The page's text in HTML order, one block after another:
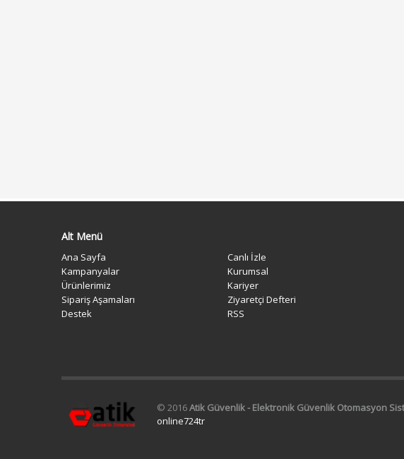
Alt Menü
Ana Sayfa
Canlı İzle
Kampanyalar
Kurumsal
Ürünlerimiz
Kariyer
Sipariş Aşamaları
Ziyaretçi Defteri
Destek
RSS
© 2016Atik Güvenlik - Elektronik Güvenlik Otomasyon
online724tr